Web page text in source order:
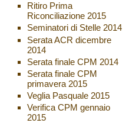
Ritiro Prima
Riconciliazione 2015
Seminatori di Stelle 2014
Serata ACR dicembre
2014
Serata finale CPM 2014
Serata finale CPM
primavera 2015
Veglia Pasquale 2015
Verifica CPM gennaio
2015